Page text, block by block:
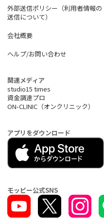
外部送信ポリシー（利用者情報の
送信について）
会社概要
ヘルプ/お問い合わせ
関連メディア
studio15 times
資金調達プロ
ON-CLINIC（オンクリニック）
アプリをダウンロード
モッピー公式SNS